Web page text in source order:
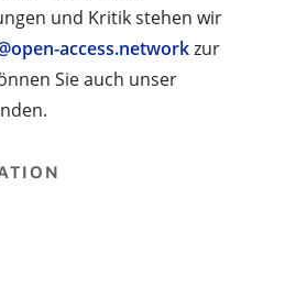
und Kritik stehen wir
access.networkzur
Sie auch unser